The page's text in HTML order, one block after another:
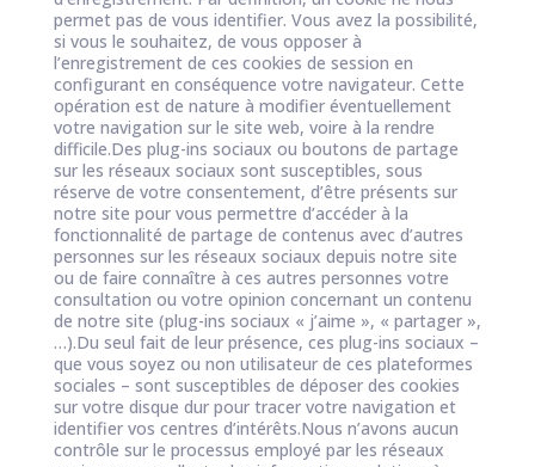
permet pas de vous identifier. Vous avez la possibilité,
si vous le souhaitez, de vous opposer à
l’enregistrement de ces cookies de session en
configurant en conséquence votre navigateur. Cette
opération est de nature à modifier éventuellement
votre navigation sur le site web, voire à la rendre
difficile.Des plug-ins sociaux ou boutons de partage
sur les réseaux sociaux sont susceptibles, sous
réserve de votre consentement, d’être présents sur
notre site pour vous permettre d’accéder à la
fonctionnalité de partage de contenus avec d’autres
personnes sur les réseaux sociaux depuis notre site
ou de faire connaître à ces autres personnes votre
consultation ou votre opinion concernant un contenu
de notre site (plug-ins sociaux « j’aime », « partager »,
…).Du seul fait de leur présence, ces plug-ins sociaux –
que vous soyez ou non utilisateur de ces plateformes
sociales – sont susceptibles de déposer des cookies
sur votre disque dur pour tracer votre navigation et
identifier vos centres d’intérêts.Nous n’avons aucun
contrôle sur le processus employé par les réseaux